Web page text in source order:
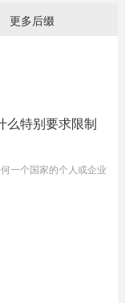
更多后缀
么特别要求限制
一个国家的个人或企业